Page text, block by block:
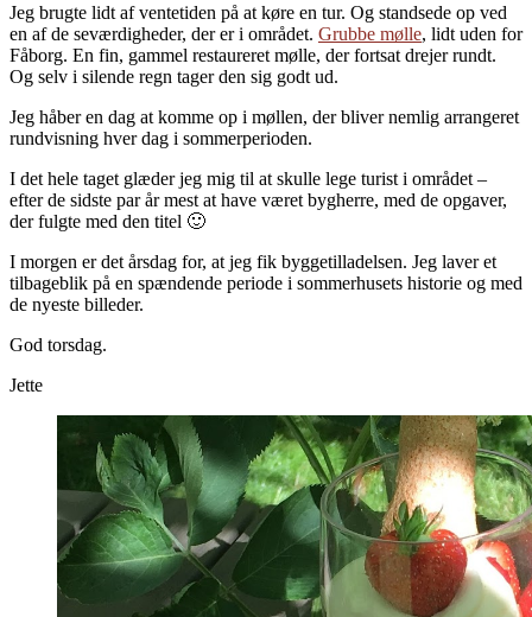
Jeg brugte lidt af ventetiden på at køre en tur. Og standsede op ved
en af de seværdigheder, der er i området. Grubbe mølle, lidt uden for
Fåborg. En fin, gammel restaureret mølle, der fortsat drejer rundt.
Og selv i silende regn tager den sig godt ud.
Jeg håber en dag at komme op i møllen, der bliver nemlig arrangeret
rundvisning hver dag i sommerperioden.
I det hele taget glæder jeg mig til at skulle lege turist i området –
efter de sidste par år mest at have været bygherre, med de opgaver,
der fulgte med den titel 🙂
I morgen er det årsdag for, at jeg fik byggetilladelsen. Jeg laver et
tilbageblik på en spændende periode i sommerhusets historie og med
de nyeste billeder.
God torsdag.
Jette